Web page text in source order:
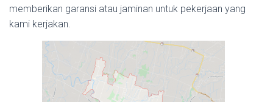
memberikan garansi atau jaminan untuk pekerjaan yang
kami kerjakan.